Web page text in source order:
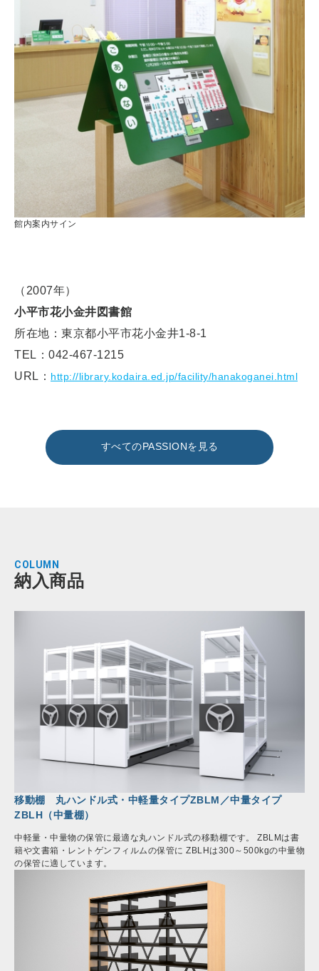
館内案内サイン
（2007年）
小平市花小金井図書館
所在地：東京都小平市花小金井1-8-1
TEL：042-467-1215
URL： http://library.kodaira.ed.jp/facility/hanakoganei.html
すべてのPASSIONを見る
COLUMN
納入商品
移動棚 丸ハンドル式・中軽量タイプZBLM／中量タイプ
ZBLH（中量棚）
中軽量・中量物の保管に最適な丸ハンドル式の移動棚です。 ZBLMは書
籍や文書箱・レントゲンフィルムの保管に ZBLHは300～500kgの中量物
の保管に適しています。